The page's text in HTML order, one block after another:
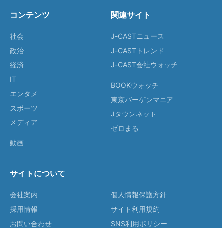
コンテンツ
社会
政治
経済
IT
エンタメ
スポーツ
メディア
動画
関連サイト
J-CASTニュース
J-CASTトレンド
J-CAST会社ウォッチ
BOOKウォッチ
東京バーゲンマニア
Jタウンネット
ゼロまる
サイトについて
会社案内
採用情報
お問い合わせ
個人情報保護方針
サイト利用規約
SNS利用ポリシー